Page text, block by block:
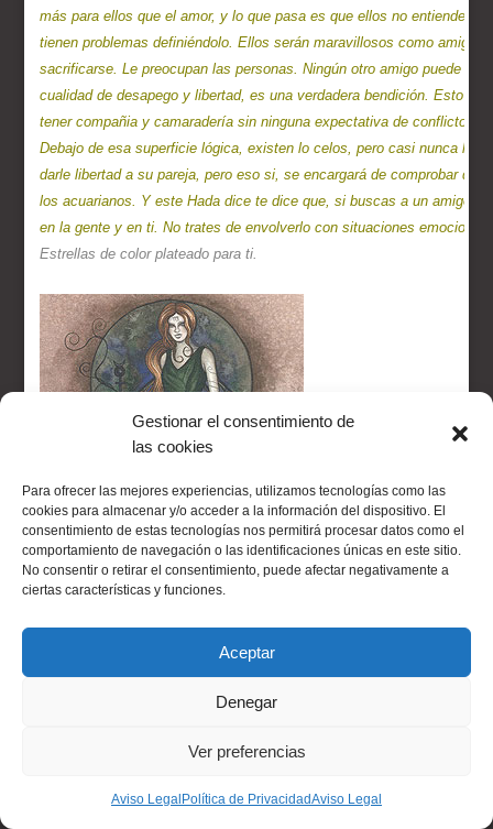
Gestionar el consentimiento de
las cookies
Para ofrecer las mejores experiencias, utilizamos tecnologías como las
cookies para almacenar y/o acceder a la información del dispositivo. El
consentimiento de estas tecnologías nos permitirá procesar datos como el
comportamiento de navegación o las identificaciones únicas en este sitio.
No consentir o retirar el consentimiento, puede afectar negativamente a
ciertas características y funciones.
Aceptar
Denegar
Ver preferencias
Aviso Legal Política de PrivacidadAviso Legal
más para ellos que el amor, y lo que pasa es que ellos no entiende
tienen problemas definiéndolo. Ellos serán maravillosos como
sacrificarse. Le preocupan las personas. Ningún otro amigo puede
cualidad de desapego y libertad, es una verdadera bendición. Esto
tener compañia y camaradería sin ninguna expectativa de conflicto.
Debajo de esa superficie lógica, existen lo celos, pero casi nunca
darle libertad a su pareja, pero eso si, se encargará de comprobar
los acuarianos. Y este Hada dice te dice que, si buscas a un amigo
A los virgo les gusta seguir instrucciones, quítaselas y les dará un
potente para otorgar la paciencia e inspiración en todas las
misterios aún no develado por la humanidad. Quiere escapar de
darse cuenta de las necesidad del otro de una manera muy precisa.